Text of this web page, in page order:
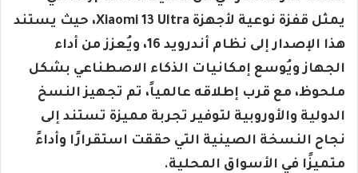
يمثل قفزة نوعية لأجهزة Xiaomi 13 Ultra، حيث يستند
هذا الإصدار إلى نظام أندرويد 16، ويُعزز من أداء
الجهاز ويُوسع إمكانيات الذكاء الاصطناعي بشكل
ملحوظ، مع قرب إطلاقه عالمياً، تم تجهيز النسخ
الدولية والأوروبية لتوفير تجربة مميزة تستند إلى
نجاح النسخة الصينية التي حققت استقرارًا وأداءً
متميزًا في الأسواق المحلية.